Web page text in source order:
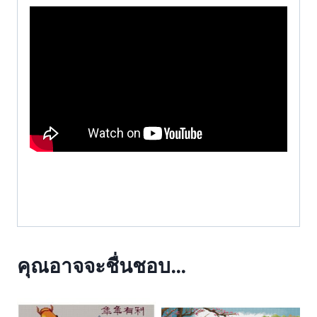
คุณอาจจะชื่นชอบ…